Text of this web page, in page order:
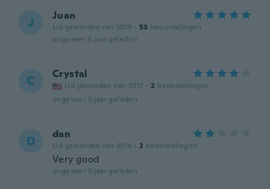
J Juan
Lid geworden van 2019 · 53 beoordelingen
ongeveer 5 jaar geleden
C Crystal
Lid geworden van 2017 · 2 beoordelingen
ongeveer 5 jaar geleden
D dan
Lid geworden van 2016 · 2 beoordelingen
Very good
ongeveer 5 jaar geleden